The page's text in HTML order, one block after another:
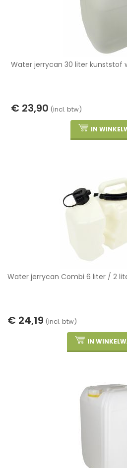
Water jerrycan 30 liter kunststof
€ 23,90 (incl. btw)
IN
Water jerrycan Combi 6 liter / 2
€ 24,19 (incl. btw)
IN